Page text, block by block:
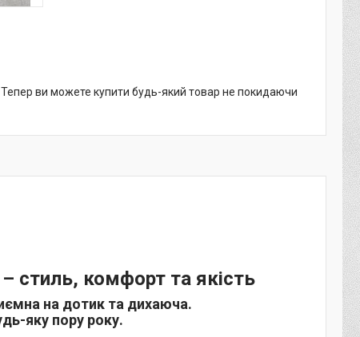
Тепер ви можете купити будь-який товар не покидаючи
стиль, комфорт та якість
на дотик та дихаюча.
яку пору року.